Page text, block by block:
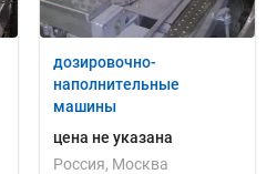
дозировочно-
наполнительные
машины
цена не указана
Россия, Москва